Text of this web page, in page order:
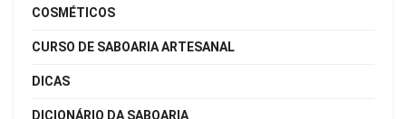
COSMÉTICOS
CURSO DE SABOARIA ARTESANAL
DICAS
DICIONÁRIO DA SABOARIA